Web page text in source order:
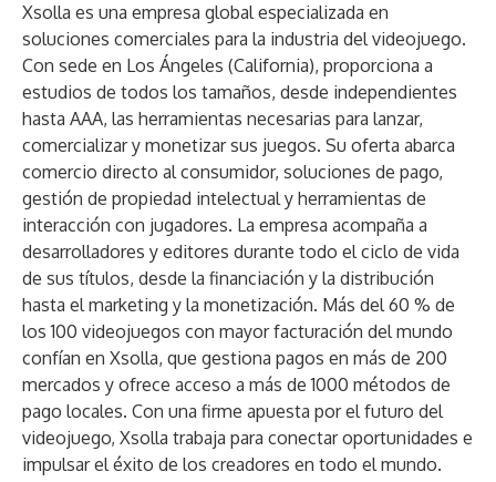
Xsolla es una empresa global especializada en
soluciones comerciales para la industria del videojuego.
Con sede en Los Ángeles (California), proporciona a
estudios de todos los tamaños, desde independientes
hasta AAA, las herramientas necesarias para lanzar,
comercializar y monetizar sus juegos. Su oferta abarca
comercio directo al consumidor, soluciones de pago,
gestión de propiedad intelectual y herramientas de
interacción con jugadores. La empresa acompaña a
desarrolladores y editores durante todo el ciclo de vida
de sus títulos, desde la financiación y la distribución
hasta el marketing y la monetización. Más del 60 % de
los 100 videojuegos con mayor facturación del mundo
confían en Xsolla, que gestiona pagos en más de 200
mercados y ofrece acceso a más de 1000 métodos de
pago locales. Con una firme apuesta por el futuro del
videojuego, Xsolla trabaja para conectar oportunidades e
impulsar el éxito de los creadores en todo el mundo.